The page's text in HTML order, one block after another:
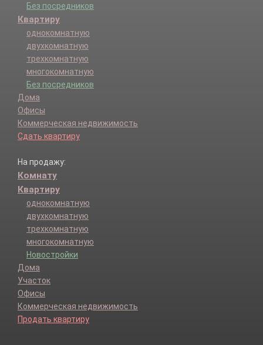
Без посредников
Квартиру
однокомнатную
двухкомнатную
трехкомнатную
многокомнатную
Без посредников
Дома
Офисы
Коммерческая недвижимость
Сдать квартиру
На продажу:
Комнату
Квартиру
однокомнатную
двухкомнатную
трехкомнатную
многокомнатную
Новостройки
Дома
Участок
Офисы
Коммерческая недвижимость
Продать квартиру